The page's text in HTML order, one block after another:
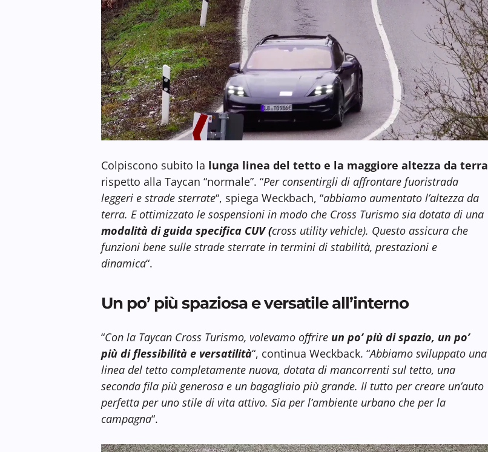
Colpiscono subito la lunga linea del tetto e la maggiore altezza da terra
rispetto alla Taycan “normale”. “Per consentirgli di affrontare fuoristrada
leggeri e strade sterrate“, spiega Weckbach, “abbiamo aumentato l’altezza da
terra. E ottimizzato le sospensioni in modo che Cross Turismo sia dotata di una
modalità di guida specifica CUV (cross utility vehicle). Questo assicura che
funzioni bene sulle strade sterrate in termini di stabilità, prestazioni e
dinamica“.
Un po’ più spaziosa e versatile all’interno
“Con la Taycan Cross Turismo, volevamo offrire un po’ più di spazio, un po’
più di flessibilità e versatilità“, continua Weckback. “Abbiamo sviluppato una
linea del tetto completamente nuova, dotata di mancorrenti sul tetto, una
seconda fila più generosa e un bagagliaio più grande. Il tutto per creare un’auto
perfetta per uno stile di vita attivo. Sia per l’ambiente urbano che per la
campagna“.